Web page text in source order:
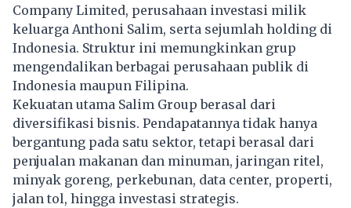
Company Limited, perusahaan investasi milik
keluarga Anthoni Salim, serta sejumlah holding di
Indonesia. Struktur ini memungkinkan grup
mengendalikan berbagai perusahaan publik di
Indonesia maupun Filipina.
Kekuatan utama Salim Group berasal dari
diversifikasi bisnis. Pendapatannya tidak hanya
bergantung pada satu sektor, tetapi berasal dari
penjualan makanan dan minuman, jaringan ritel,
minyak goreng, perkebunan, data center, properti,
jalan tol, hingga investasi strategis.